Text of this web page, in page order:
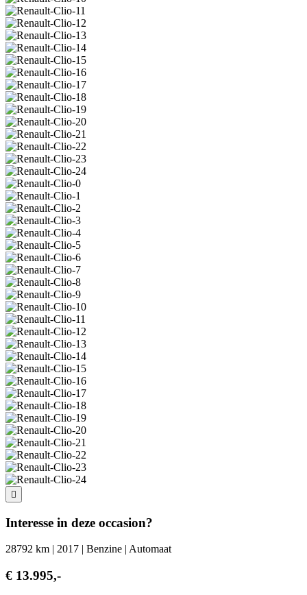
Interesse in deze occasion?
28792 km | 2017 | Benzine | Automaat
€ 13.995,-